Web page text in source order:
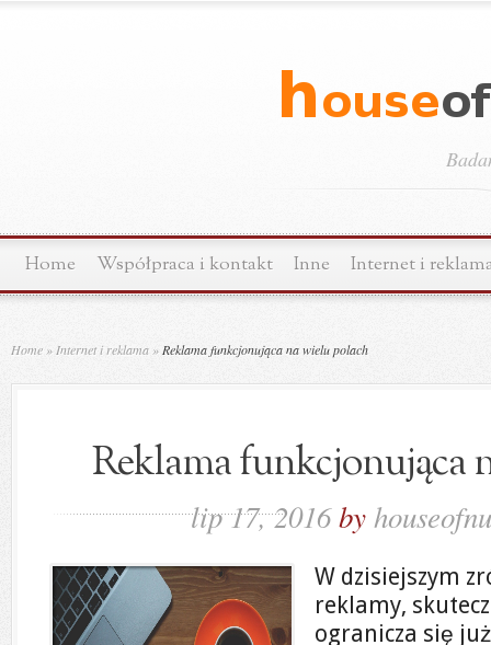
Home Współpraca i kontakt Inne Internet i
Home » Internet i reklama » Reklama funkcjonująca na wielu polach
Reklama funkcjonująca
lip 17, 2016by
W dzisiejszym
reklamy,
ogranicza się